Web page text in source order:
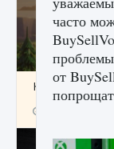
Как
часто
от